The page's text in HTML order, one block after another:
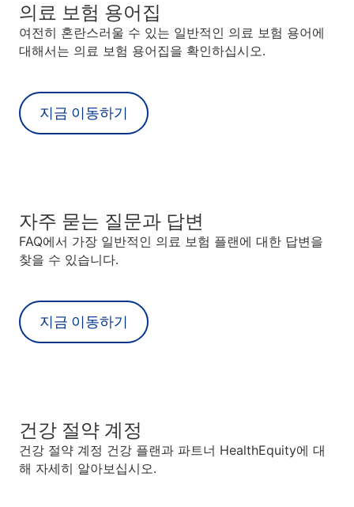
의료 보험 용어집
여전히 혼란스러울 수 있는 일반적인 의료 보험 용어에
대해서는 의료 보험 용어집을 확인하십시오.
지금 이동하기
자주 묻는 질문과 답변
FAQ에서 가장 일반적인 의료 보험 플랜에 대한 답변을
찾을 수 있습니다.
지금 이동하기
건강 절약 계정
건강 절약 계정 건강 플랜과 파트너 HealthEquity에 대
해 자세히 알아보십시오.